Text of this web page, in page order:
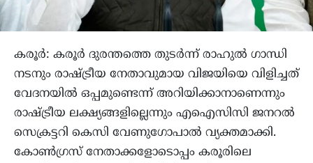
കരൂർ: കരൂർ ദുരന്തത്തെ തുടർന്ന് രാഹുൽ ഗാന്ധി
നടനും രാഷ്ട്രീയ നേതാവുമായ വിജയിയെ വിളിച്ചത്
വേദനയിൽ ഒപ്പമുണ്ടെന്ന് അറിയിക്കാനാണെന്നും
രാഷ്ട്രീയ ലക്ഷ്യങ്ങളില്ലെന്നും എഐസിസി ജനറൽ
സെക്രട്ടറി കെസി വേണുഗോപാൽ വ്യക്തമാക്കി.
കോൺഗ്രസ് നേതാക്കളോടൊപ്പം കരൂരിലെ